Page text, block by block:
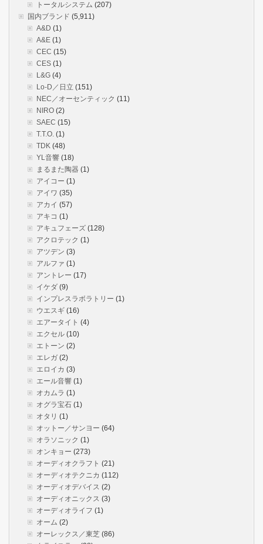
トータルシステム (207)
国内ブランド (5,911)
A&D (1)
A&E (1)
CEC (15)
CES (1)
L&G (4)
Lo-D／日立 (151)
NEC／オーセンティック (11)
NIRO (2)
SAEC (15)
T.T.O. (1)
TDK (48)
YL音響 (18)
まるまた陶器 (1)
アイコー (1)
アイワ (35)
アカイ (57)
アキコ (1)
アキュフェーズ (128)
アクロテック (1)
アツデン (3)
アルファ (1)
アントレー (17)
イケダ (9)
インプレスラボラトリー (1)
ウエスギ (16)
エアータイト (4)
エクセル (10)
エトーン (2)
エレガ (2)
エロイカ (3)
エール音響 (1)
オカムラ (1)
オグラ宝石 (1)
オタリ (1)
オットー／サンヨー (64)
オラソニック (1)
オンキョー (273)
オーディオクラフト (21)
オーディオテクニカ (112)
オーディオデバイス (2)
オーディオニックス (3)
オーディオライフ (1)
オーム (2)
オーレックス／東芝 (86)